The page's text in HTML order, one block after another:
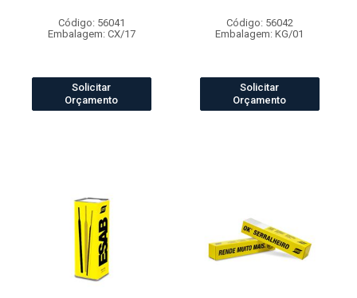
Código: 56041
Embalagem: CX/17
Solicitar
Orçamento
Código: 56042
Embalagem: KG/01
Solicitar
Orçamento